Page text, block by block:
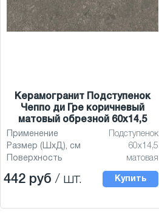
Керамогранит Подступенок
Чеппо ди Гре коричневый
матовый обрезной 60x14,5
Применение
Подступенок
Размер (ШхД), см
60x14,5
Поверхность
матовая
442 руб / шт. Купить